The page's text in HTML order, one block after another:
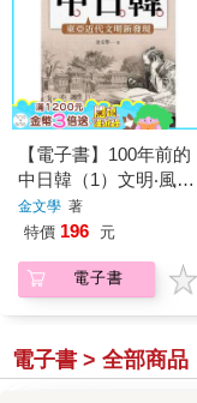
【電子書】100年前的
中日韓（1）文明‧風物
篇──東亞近代文明新
發現
金文學 著
特價 196 元
電子書
電子書 > 全部商品